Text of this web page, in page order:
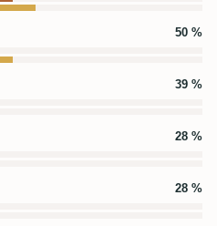
50 %
39 %
28 %
28 %